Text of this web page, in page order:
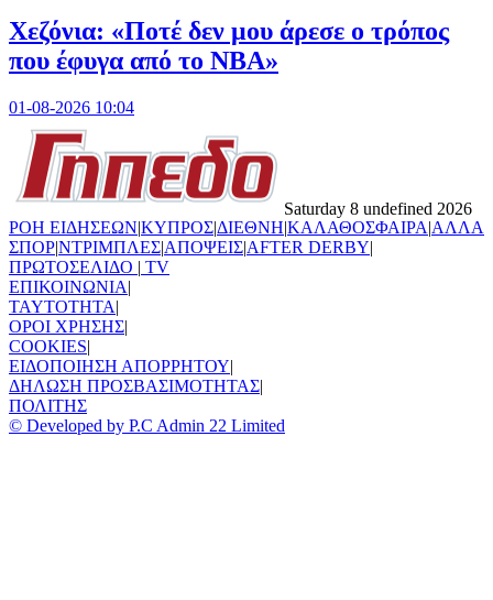
Χεζόνια: «Ποτέ δεν μου άρεσε ο τρόπος
που έφυγα από το NBA»
01-08-2026 10:04
Saturday 8 undefined 2026
ΡΟΗ ΕΙΔΗΣΕΩΝ|ΚΥΠΡΟΣ|ΔΙΕΘΝΗ|ΚΑΛΑΘΟΣΦΑΙΡΑ|ΑΛΛΑ
ΣΠΟΡ|ΝΤΡΙΜΠΛΕΣ|ΑΠΟΨΕΙΣ|AFTER DERBY|
ΠΡΩΤΟΣΕΛΙΔΟ | TV
ΕΠΙΚΟΙΝΩΝΙΑ|
TAYTOTHTA|
ΟΡΟΙ ΧΡΗΣΗΣ|
COOKIES|
ΕΙΔΟΠΟΙΗΣΗ ΑΠΟΡΡΗΤΟΥ|
ΔΗΛΩΣΗ ΠΡΟΣΒΑΣΙΜΟΤΗΤΑΣ|
ΠΟΛΙΤΗΣ
© Developed by P.C Admin 22 Limited